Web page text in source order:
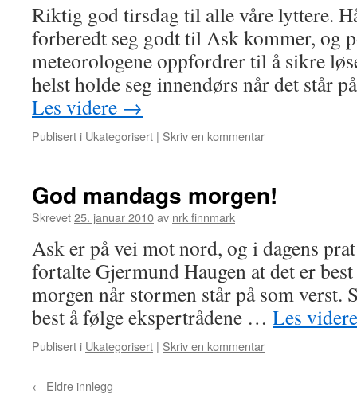
Riktig god tirsdag til alle våre lyttere.
forberedt seg godt til Ask kommer, og
meteorologene oppfordrer til å sikre
helst holde seg innendørs når det står
Les videre →
Publisert i Ukategorisert | Skriv en kommentar
God mandags morgen!
Skrevet25. januar 2010av nrk finnmark
Ask er på vei mot nord, og i dagens
fortalte Gjermund Haugen at det er
morgen når stormen står på som verst.
best å følge ekspertrådene … Les
Publisert i Ukategorisert | Skriv en kommentar
← Eldre innlegg